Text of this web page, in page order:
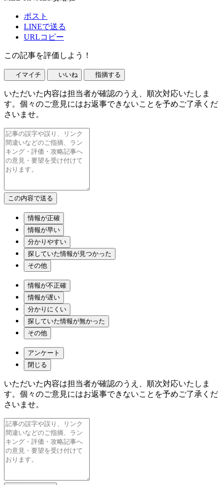
ポスト
LINEで送る
URLコピー
この記事を評価しよう！
イマイチ いいね 指摘する
いただいた内容は担当者が確認のうえ、順次対応いたしま
す。個々のご意見にはお返事できないことを予めご了承くだ
さいませ。
情報が正確
情報が早い
分かりやすい
探していた情報が見つかった
その他
情報が不正確
情報が遅い
分かりにくい
探していた情報が無かった
その他
アンケート
閉じる
いただいた内容は担当者が確認のうえ、順次対応いたしま
す。個々のご意見にはお返事できないことを予めご了承くだ
さいませ。